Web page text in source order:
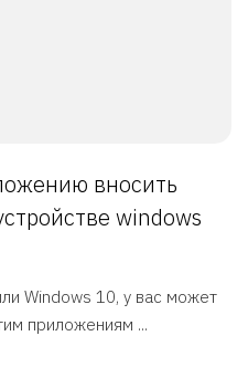
вносить
windows
Windows 10, у вас может
приложениям ...